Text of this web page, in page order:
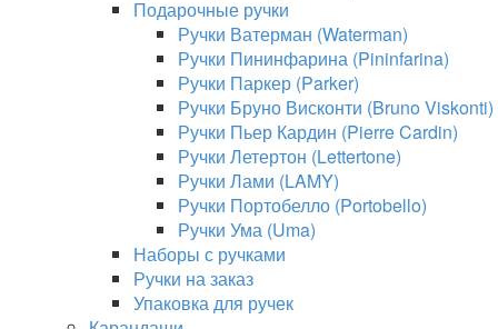
Подарочные ручки
Ручки Ватерман (Waterman)
Ручки Пининфарина (Pininfarina)
Ручки Паркер (Parker)
Ручки Бруно Висконти (Bruno Viskonti)
Ручки Пьер Кардин (Pierre Cardin)
Ручки Летертон (Lettertone)
Ручки Лами (LAMY)
Ручки Портобелло (Portobello)
Ручки Ума (Uma)
Наборы с ручками
Ручки на заказ
Упаковка для ручек